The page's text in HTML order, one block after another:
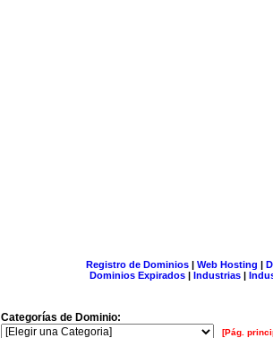
Registro de Dominios| Web Hosting |
Dominios Expirados | Industrias |
Categorías de Dominio:
[Pág.